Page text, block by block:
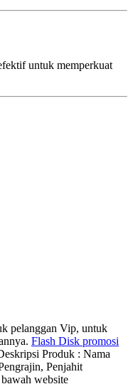
untuk memperkuat
pelanggan Vip, untuk
Flash Disk promosi
Produk : Nama
Penjahit
website